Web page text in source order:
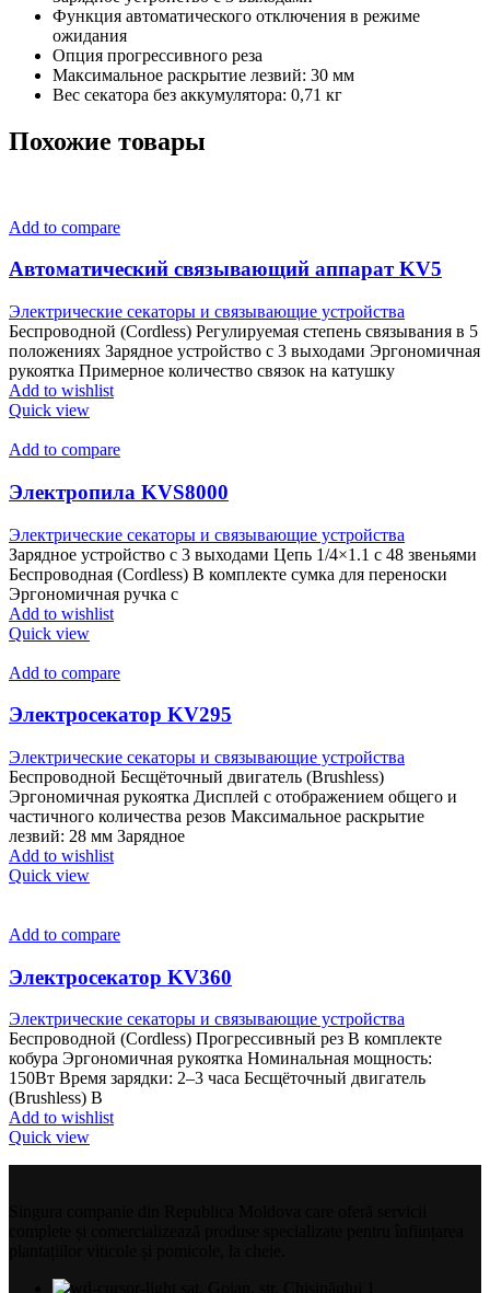
Функция автоматического отключения в режиме
ожидания
Опция прогрессивного реза
Максимальное раскрытие лезвий: 30 мм
Вес секатора без аккумулятора: 0,71 кг
Похожие товары
Add to compare
Автоматический связывающий аппарат KV5
Электрические секаторы и связывающие устройства
Беспроводной (Cordless) Регулируемая степень связывания в 5
положениях Зарядное устройство с 3 выходами Эргономичная
рукоятка Примерное количество связок на катушку
Add to wishlist
Quick view
Add to compare
Электропила KVS8000
Электрические секаторы и связывающие устройства
Зарядное устройство с 3 выходами Цепь 1/4×1.1 с 48 звеньями
Беспроводная (Cordless) В комплекте сумка для переноски
Эргономичная ручка с
Add to wishlist
Quick view
Add to compare
Электросекатор KV295
Электрические секаторы и связывающие устройства
Беспроводной Бесщёточный двигатель (Brushless)
Эргономичная рукоятка Дисплей с отображением общего и
частичного количества резов Максимальное раскрытие
лезвий: 28 мм Зарядное
Add to wishlist
Quick view
Add to compare
Электросекатор KV360
Электрические секаторы и связывающие устройства
Беспроводной (Cordless) Прогрессивный рез В комплекте
кобура Эргономичная рукоятка Номинальная мощность:
150Вт Время зарядки: 2–3 часа Бесщёточный двигатель
(Brushless) В
Add to wishlist
Quick view